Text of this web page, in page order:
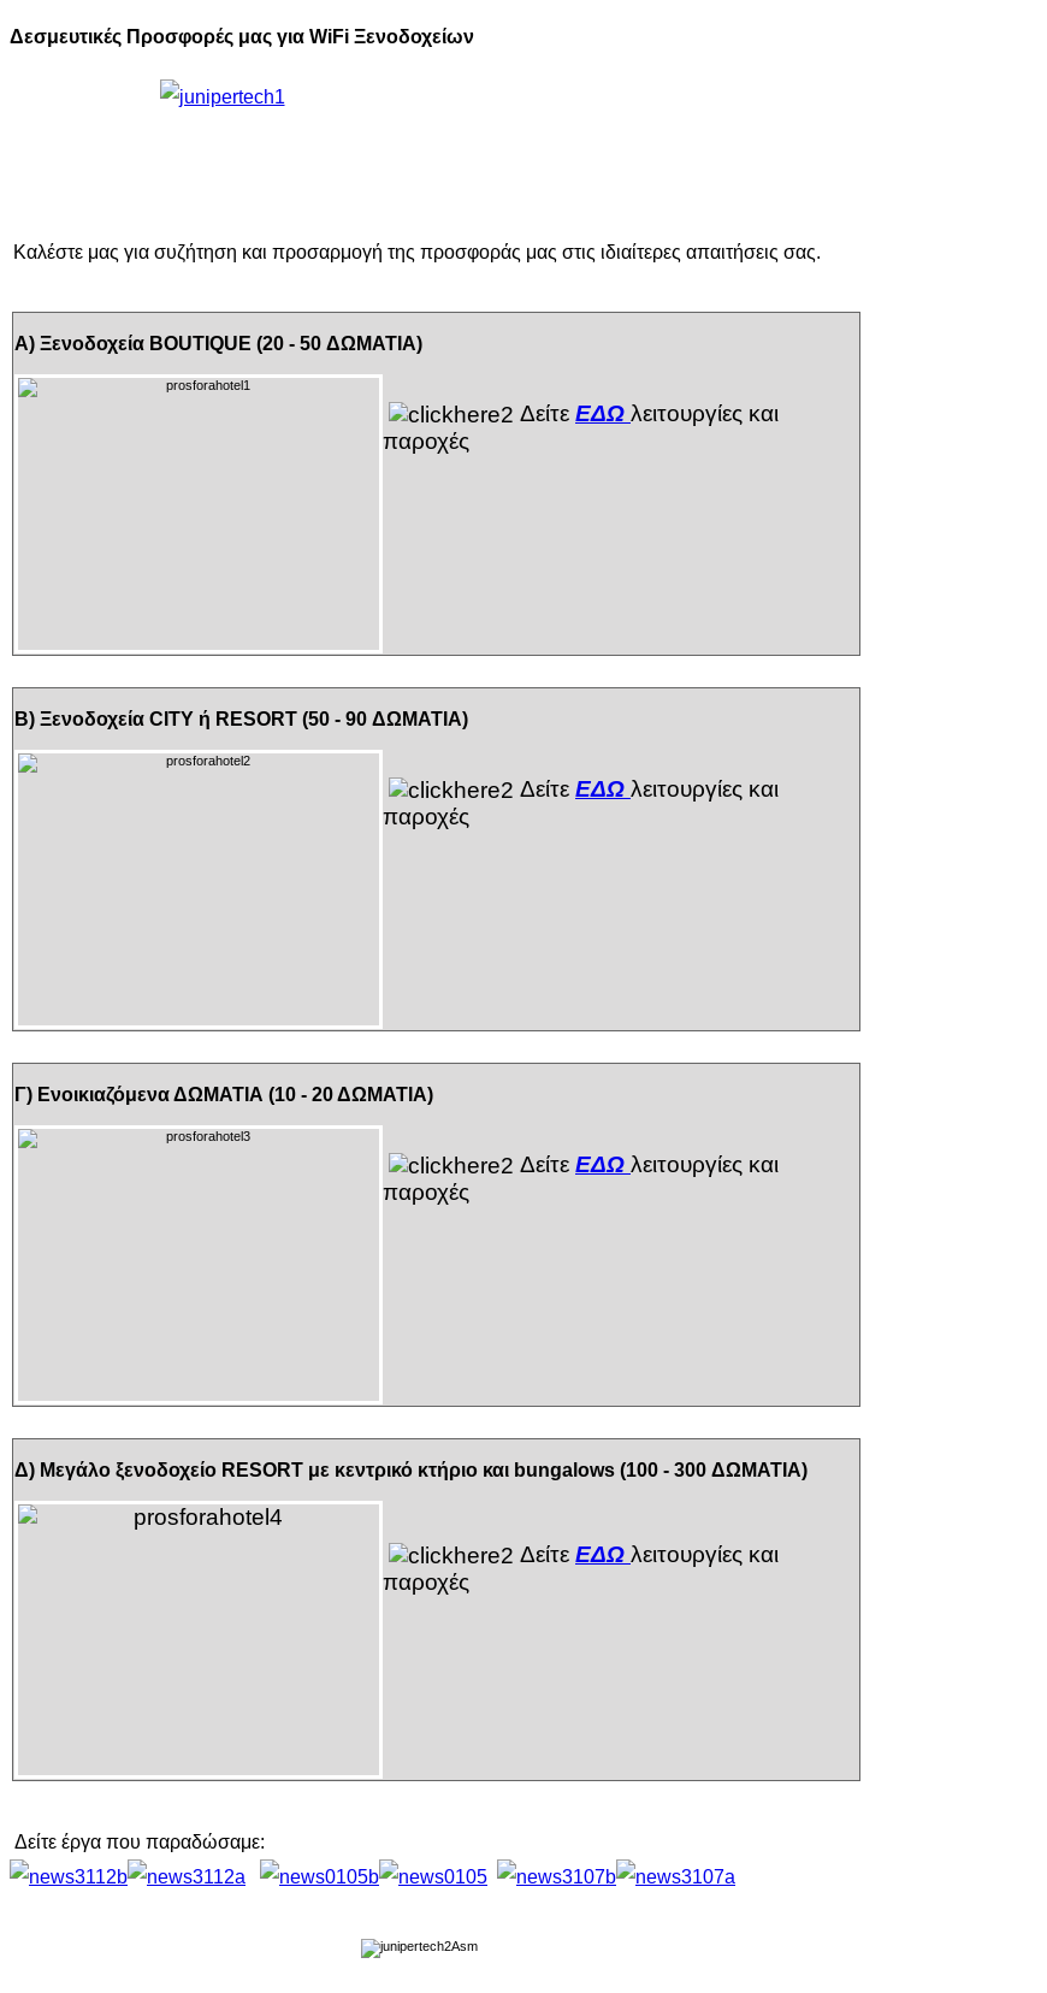
Δεσμευτικές Προσφορές μας για WiFi Ξενοδοχείων
Καλέστε μας για συζήτηση και προσαρμογή της προσφοράς μας στις ιδιαίτερες απαιτήσεις σας.
Α) Ξενοδοχεία BOUTIQUE (20 - 50 ΔΩΜΑΤΙΑ)
Δείτε ΕΔΩ λειτουργίες και
παροχές
Β) Ξενοδοχεία CITY ή RESORT (50 - 90 ΔΩΜΑΤΙΑ)
Δείτε ΕΔΩ λειτουργίες και
παροχές
Γ) Ενοικιαζόμενα ΔΩΜΑΤΙΑ (10 - 20 ΔΩΜΑΤΙΑ)
Δείτε ΕΔΩ λειτουργίες και
παροχές
Δ) Μεγάλο ξενοδοχείο RESORT με κεντρικό κτήριο και bungalows (100 - 300 ΔΩΜΑΤΙΑ)
Δείτε ΕΔΩ λειτουργίες και
παροχές
Δείτε έργα που παραδώσαμε: